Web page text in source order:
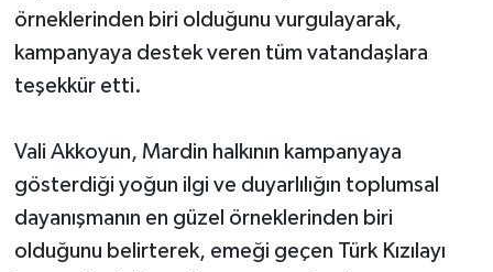
örneklerinden biri olduğunu vurgulayarak,
kampanyaya destek veren tüm vatandaşlara
teşekkür etti.
Vali Akkoyun, Mardin halkının kampanyaya
gösterdiği yoğun ilgi ve duyarlılığın toplumsal
dayanışmanın en güzel örneklerinden biri
olduğunu belirterek, emeği geçen Türk Kızılayı